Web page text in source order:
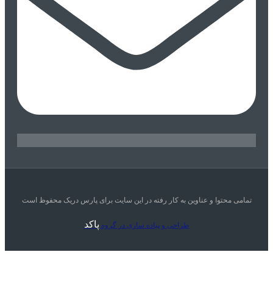
تمامی محتوا و عناوین به کار رفته در این سایت برای پارس دریک محفوظ است
طراحی و پیاده سازی در گروه پاکد